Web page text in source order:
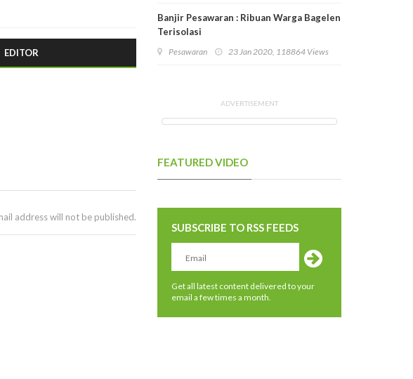
EDITOR
address will not be published.
Banjir Pesawaran : Ribuan Warga Bagelen
Terisolasi
Pesawaran 23 Jan 2020, 118864 Views
ADVERTISEMENT
FEATURED VIDEO
SUBSCRIBE TO RSS FEEDS
Get all latest content delivered to your
email a few times a month.